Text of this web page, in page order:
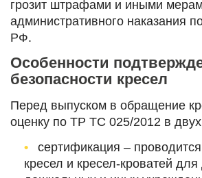
грозит штрафами и иными
административного наказания
РФ.
Особенности
безопасности кресел
Перед выпуском в обращение
оценку по ТР ТС 025/2012 в
сертификация –
кресел и кресел-кроватей для